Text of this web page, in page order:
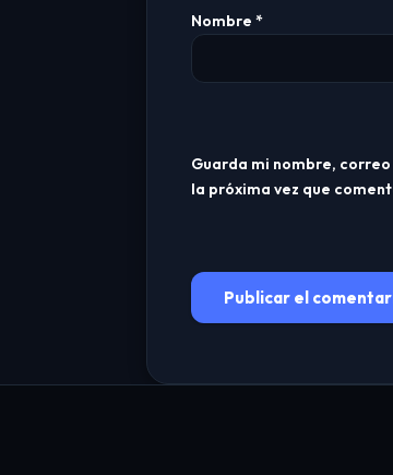
Nombre*
Guarda mi nombre,
la próxima vez que